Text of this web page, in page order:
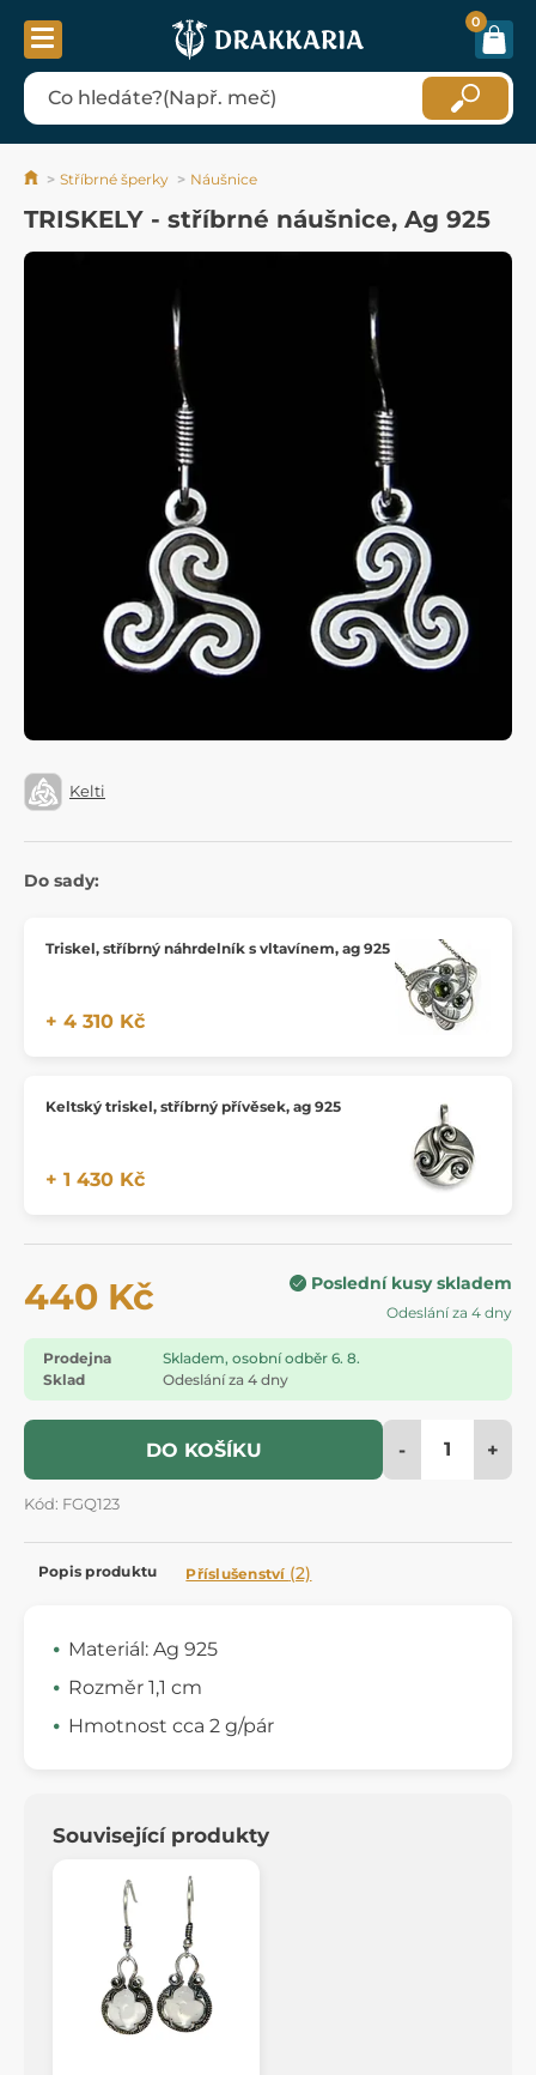
0
Stříbrné šperky Náušnice
TRISKELY - stříbrné náušnice, Ag 925
Kelti
Do sady:
Triskel, stříbrný náhrdelník s vltavínem, ag 925
+ 4 310 Kč
Keltský triskel, stříbrný přívěsek, ag 925
+ 1 430 Kč
440 Kč Poslední kusy skladem
Odeslání za 4 dny
Prodejna
Skladem, osobní odběr 6. 8.
Sklad
Odeslání za 4 dny
DO KOŠÍKU - +
Kód: FGQ123
Popis produktu Příslušenství (2)
Materiál: Ag 925
Rozměr 1,1 cm
Hmotnost cca 2 g/pár
Související produkty